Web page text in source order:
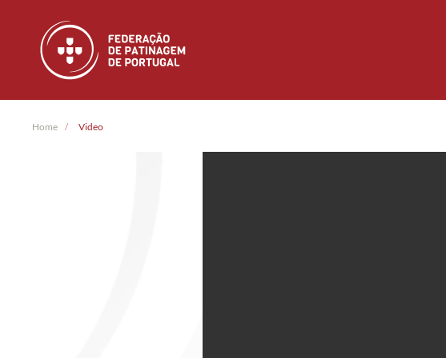
Skip to main content
Home Video